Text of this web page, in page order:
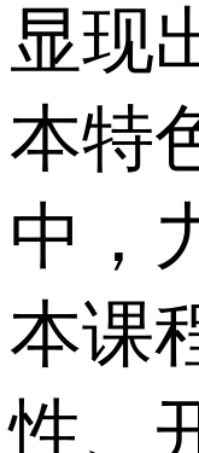
显现
本特
中，
本课
性、